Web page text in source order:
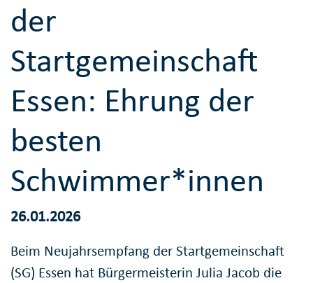
der
Startgemeinschaft
Essen: Ehrung der
besten
Schwimmer*innen
26.01.2026
Beim Neujahrsempfang der Startgemeinschaft
(SG) Essen hat Bürgermeisterin Julia Jacob die